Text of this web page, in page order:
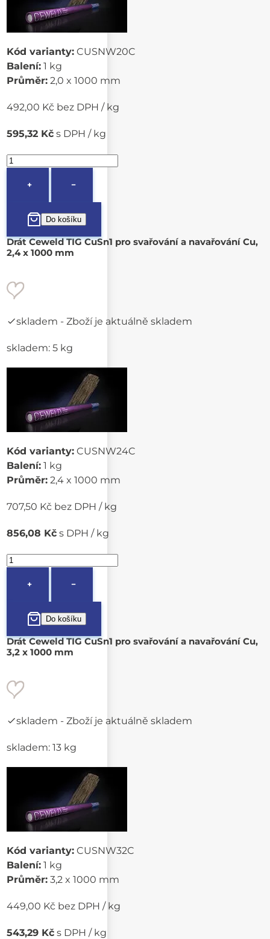
Kód varianty: CUSNW20C
Balení: 1 kg
Průměr: 2,0 x 1000 mm
492,00 Kč bez DPH / kg
595,32 Kč s DPH / kg
+ −
Drát Ceweld TIG CuSn1 pro svařování a navařování Cu,
2,4 x 1000 mm
skladem - Zboží je aktuálně skladem
skladem: 5 kg
Kód varianty: CUSNW24C
Balení: 1 kg
Průměr: 2,4 x 1000 mm
707,50 Kč bez DPH / kg
856,08 Kč s DPH / kg
+ −
Drát Ceweld TIG CuSn1 pro svařování a navařování Cu,
3,2 x 1000 mm
skladem - Zboží je aktuálně skladem
skladem: 13 kg
Kód varianty: CUSNW32C
Balení: 1 kg
Průměr: 3,2 x 1000 mm
449,00 Kč bez DPH / kg
543,29 Kč s DPH / kg